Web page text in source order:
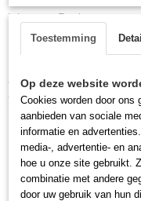
Inloggen Registreren
Home >Machines>
type 130, 400 volt, ster
Toestemming
Op deze website
Cookies worden door ons
aanbieden van sociale
informatie en
media-, advertentie- en
hoe u onze site gebruikt.
combinatie met andere
door uw gebruik van hun